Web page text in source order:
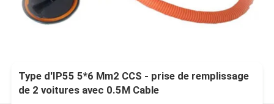
Type d'IP55 5*6 Mm2 CCS - prise de remplissage
de 2 voitures avec 0.5M Cable